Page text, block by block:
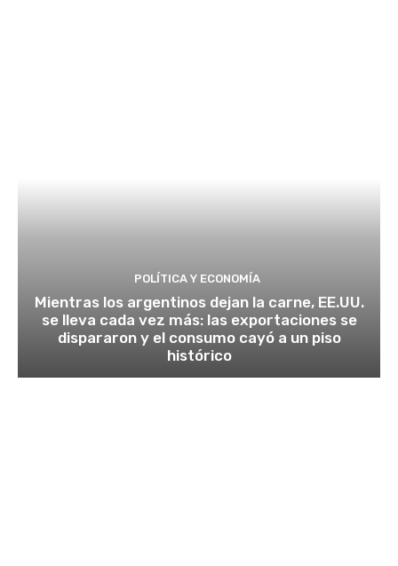
POLÍTICA Y ECONOMÍA
Mientras los argentinos dejan la carne, EE.UU.
se lleva cada vez más: las exportaciones se
dispararon y el consumo cayó a un piso
histórico